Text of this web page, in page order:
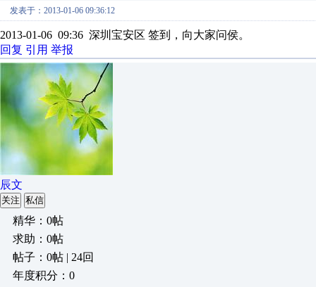
发表于：2013-01-06 09:36:12
2013-01-06 09:36 深圳宝安区 签到，向大家问侯。
回复 引用 举报
辰文
关注 私信
精华：0帖
求助：0帖
帖子：0帖 | 24回
年度积分：0